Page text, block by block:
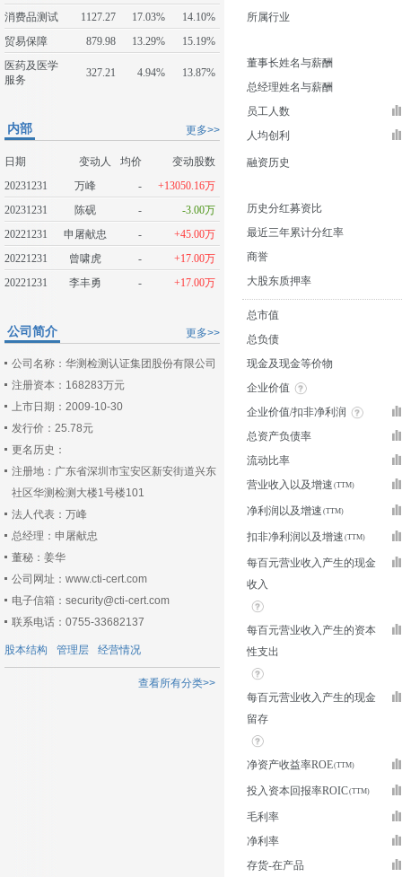
消费品测试
1127.27 17.03%
14.10%
贸易保障
879.98 13.29%
15.19%
医药及医学
服务
327.21 4.94% 13.87%
更多>>
内部
日期 变动人 均价
变动股数
20231231
万峰 -
+13050.16万
20231231
陈砚 -
-3.00万
20221231
申屠献忠 -
+45.00万
20221231
曾啸虎 -
+17.00万
20221231
李丰勇 - +17.00万
更多>>
公司简介
公司名称：华测检测认证集团股份有限公司
注册资本：168283万元
上市日期：2009-10-30
发行价：25.78元
更名历史：
注册地：广东省深圳市宝安区新安街道兴东
社区华测检测大楼1号楼101
法人代表：万峰
总经理：申屠献忠
董秘：姜华
公司网址：www.cti-cert.com
电子信箱：security@cti-cert.com
联系电话：0755-33682137
股本结构 管理层 经营情况
查看所有分类>>
所属行业
董事长姓名与薪酬
总经理姓名与薪酬
员工人数
人均创利
融资历史
历史分红募资比
最近三年累计分红率
商誉
大股东质押率
总市值
总负债
现金及现金等价物
企业价值
企业价值/扣非净利润
总资产负债率
流动比率
营业收入以及增速
净利润以及增速
扣非净利润以及增速
每百元营业收入产生的现金
收入
每百元营业收入产生的资本
性支出
每百元营业收入产生的现金
留存
净资产收益率ROE
投入资本回报率ROIC
毛利率
净利率
存货-在产品